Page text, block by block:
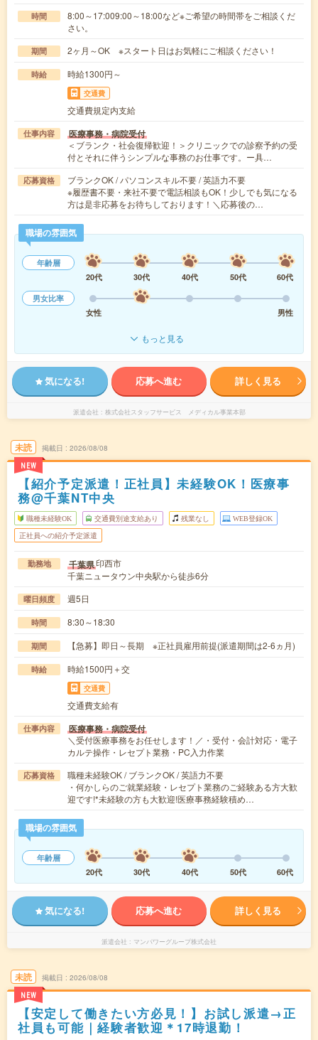
時間
8:00～17:009:00～18:00など※ご希望の時間帯をご相談くだ
さい。
期間 2ヶ月～OK ※スタート日はお気軽にご相談ください！
時給 時給1300円～
交通費
交通費規定内支給
仕事内容 医療事務・病院受付
＜ブランク・社会復帰歓迎！＞クリニックでの診察予約の受
付とそれに伴うシンプルな事務のお仕事です。ー具…
応募資格
ブランクOK / パソコンスキル不要 / 英語力不要
※履歴書不要・来社不要で電話相談もOK！少しでも気になる
方は是非応募をお待ちしております！＼応募後の…
職場の雰囲気
年齢層
20代
30代 40代 50代
60代
男女比率
女性
男性
もっと見る
気になる! 応募へ進む 詳しく見る
派遣会社 株式会社スタッフサービス メディカル事業本部
未読
NEW
掲載日 2026/08/08
【紹介予定派遣！正社員】未経験OK！医療事
務@千葉NT中央
職種未経験OK 交通費別途支給あり 残業なし WEB登録OK
正社員への紹介予定派遣
勤務地 千葉県印西市
千葉ニュータウン中央駅から徒歩6分
曜日頻度 週5日
時間 8:30～18:30
期間 【急募】即日～長期 ※正社員雇用前提(派遣期間は2-6ヵ月)
時給 時給1500円＋交
交通費
交通費支給有
仕事内容 医療事務・病院受付
＼受付医療事務をお任せします！／・受付・会計対応・電子
カルテ操作・レセプト業務・PC入力作業
応募資格
職種未経験OK / ブランクOK / 英語力不要
・何かしらのご就業経験・レセプト業務のご経験ある方大歓
迎です!*未経験の方も大歓迎!医療事務経験積め…
職場の雰囲気
年齢層
20代
30代 40代 50代 60代
気になる! 応募へ進む 詳しく見る
派遣会社 マンパワーグループ株式会社
未読
NEW
掲載日 2026/08/08
【安定して働きたい方必見！】お試し派遣→正
社員も可能｜経験者歓迎＊17時退勤！